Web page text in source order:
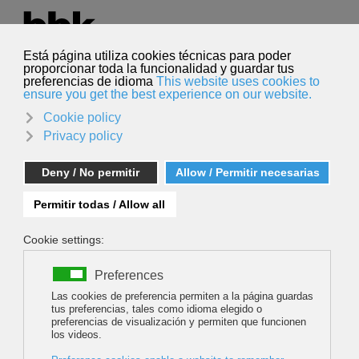
Hautatu hizkuntza
Euskara
Bilatu
CARNE ET OSSA